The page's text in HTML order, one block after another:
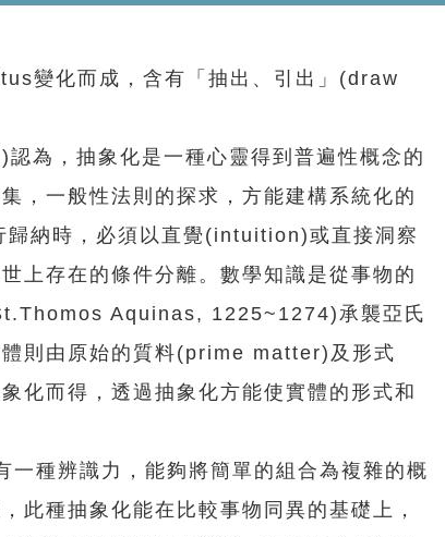
化而成，含有「抽出、引出」(draw
，抽象化是一種心靈得到普遍性概念的
，一般性法則的探求，方能建構系統化的
納時，必須以直覺(intuition)或直接洞察
上存在的條件分離。數學知識是從事物的
Aquinas, 1225~1274)承襲亞氏
則由原始的質料(prime matter)及形式
化而得，透過抽象化方能使實體的形式和
辨識力，能夠將簡單的組合為複雜的概
此種抽象化能在比較事物同異的基礎上，